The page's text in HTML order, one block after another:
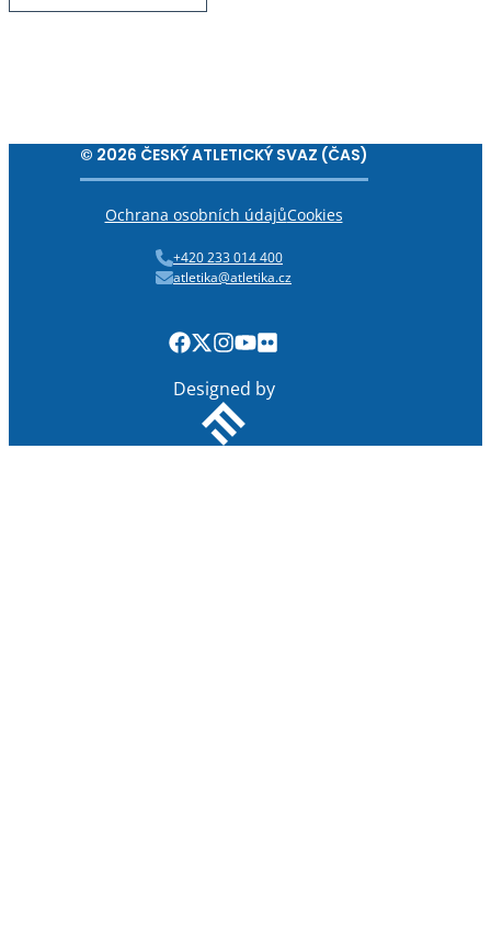
© 2026 ČESKÝ ATLETICKÝ SVAZ (ČAS)
Ochrana osobních údajůCookies
+420 233 014 400
atletika@atletika.cz
Designed by